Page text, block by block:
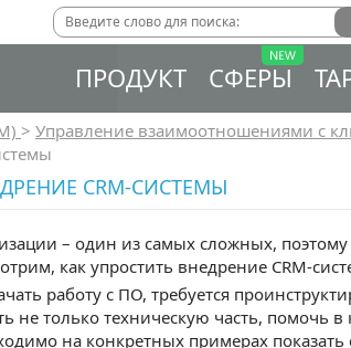
ПРОДУКТ СФЕРЫ
> Управление взаимоотношениями с
CRM-СИСТЕМЫ
– один из самых сложных, поэтому
как упростить внедрение CRM-
работу с ПО, требуется
не только техническую часть, помочь
на конкретных примерах показать